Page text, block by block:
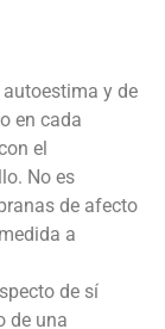
y de
en cada
el
No es
de afecto
a
de sí
de una